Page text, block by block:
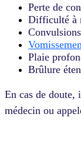
Perte de
Difficulté à
Plaie
Brûlure
En cas de doute,
médecin ou